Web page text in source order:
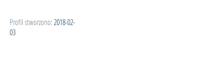
Profil stworzono: 2018-02-
03